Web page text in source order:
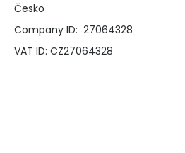
Česko
Company ID: 27064328
VAT ID: CZ27064328